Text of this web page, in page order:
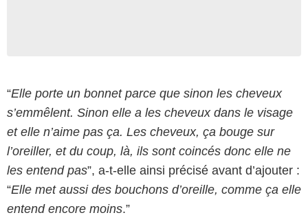
“Elle porte un bonnet parce que sinon les cheveux
s’emmêlent. Sinon elle a les cheveux dans le visage
et elle n’aime pas ça. Les cheveux, ça bouge sur
l’oreiller, et du coup, là, ils sont coincés donc elle ne
les entend pas”, a-t-elle ainsi précisé avant d’ajouter :
“Elle met aussi des bouchons d’oreille, comme ça elle
entend encore moins.”